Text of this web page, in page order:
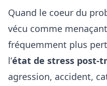
Quand le coeur du
vécu comme
fréquemment plus
l’état de stress post-
agression, accident,